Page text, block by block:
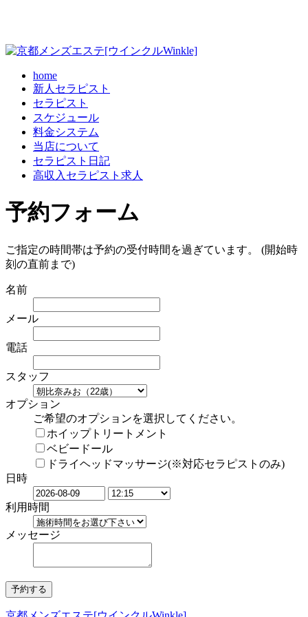
home
新人セラピスト
セラピスト
スケジュール
料金システム
当店について
セラピスト日記
高収入セラピスト求人
予約フォーム
ご指定の時間帯は予約の受付時間を過ぎています。 (開始時
刻の直前まで)
名前
メール
電話
スタッフ
オプション
ご希望のオプションを選択してください。
ホイップトリートメント
ベビードール
ドライヘッドマッサージ(※対応セラピストのみ)
日時
利用時間
メッセージ